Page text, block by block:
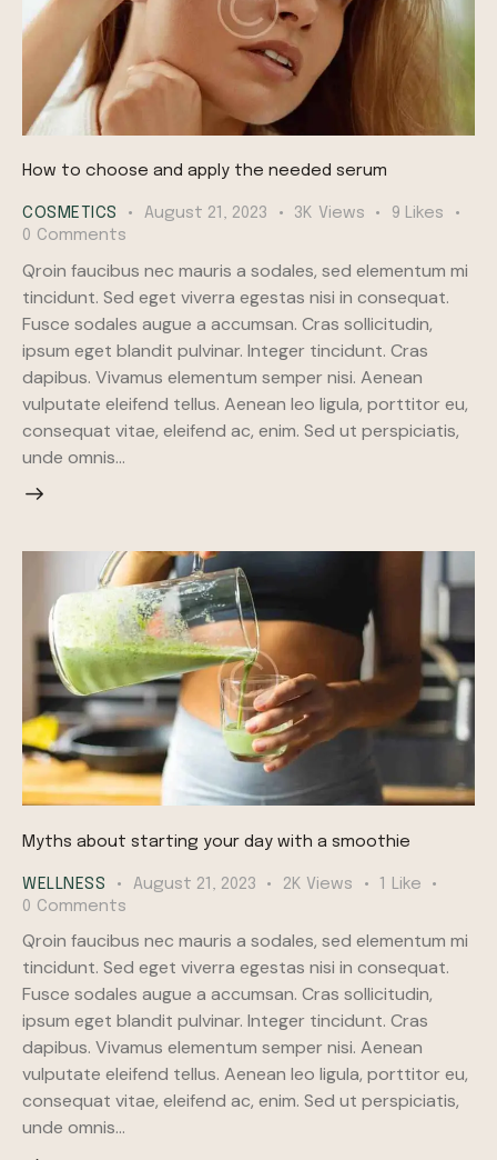
How to choose and apply the needed serum
COSMETICS August 21, 2023 3K Views 9 Likes
0 Comments
Qroin faucibus nec mauris a sodales, sed elementum mi
tincidunt. Sed eget viverra egestas nisi in consequat.
Fusce sodales augue a accumsan. Cras sollicitudin,
ipsum eget blandit pulvinar. Integer tincidunt. Cras
dapibus. Vivamus elementum semper nisi. Aenean
vulputate eleifend tellus. Aenean leo ligula, porttitor eu,
consequat vitae, eleifend ac, enim. Sed ut perspiciatis,
unde omnis…
Myths about starting your day with a smoothie
WELLNESS August 21, 2023 2K Views 1
Like
0 Comments
Qroin faucibus nec mauris a sodales, sed elementum mi
tincidunt. Sed eget viverra egestas nisi in consequat.
Fusce sodales augue a accumsan. Cras sollicitudin,
ipsum eget blandit pulvinar. Integer tincidunt. Cras
dapibus. Vivamus elementum semper nisi. Aenean
vulputate eleifend tellus. Aenean leo ligula, porttitor eu,
consequat vitae, eleifend ac, enim. Sed ut perspiciatis,
unde omnis…